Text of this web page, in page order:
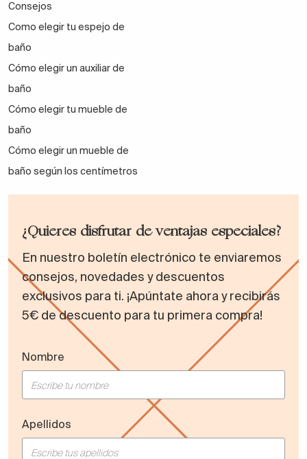
Consejos
Como elegir tu espejo de
baño
Cómo elegir un auxiliar de
baño
Cómo elegir tu mueble de
baño
Cómo elegir un mueble de
baño según los centímetros
¿Quieres disfrutar de ventajas especiales?
En nuestro boletín electrónico te enviaremos
consejos, novedades y descuentos
exclusivos para ti. ¡Apúntate ahora y recibirás
5€ de descuento para tu primera compra!
Nombre
Apellidos